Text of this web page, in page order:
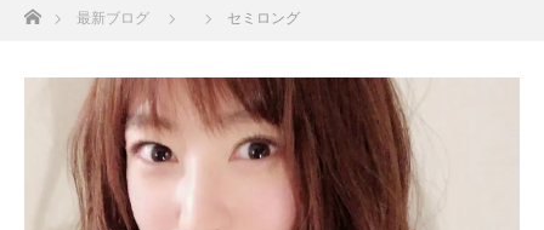
ホーム最新ブログ セミロング